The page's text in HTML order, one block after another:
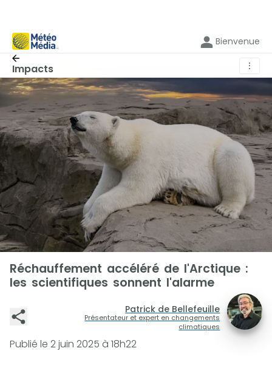
Bienvenue
Impacts ⋮
Réchauffement accéléré de l'Arctique :
les scientifiques sonnent l'alarme
Patrick de Bellefeuille
Présentateur et expert en changements
climatiques
Publié le 2 juin 2025 à 18h22